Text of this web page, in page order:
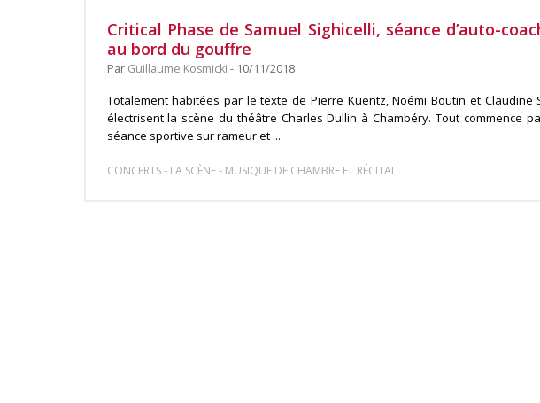
Critical Phase de Samuel Sighicelli, séance d’auto-
au bord du gouffre
Par Guillaume Kosmicki - 10/11/2018
Totalement habitées par le texte de Pierre Kuentz, Noémi Boutin et Claudine
électrisent la scène du théâtre Charles Dullin à Chambéry. Tout commence
séance sportive sur rameur et ...
CONCERTS- LA SCÈNE- MUSIQUE DE CHAMBRE ET RÉCITAL